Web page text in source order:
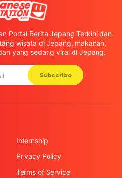
Portal Berita Jepang Terkini dan
wisata di Jepang, makanan,
yang sedang viral di Jepang.
Subscribe
Internship
Privacy Policy
Terms of Service